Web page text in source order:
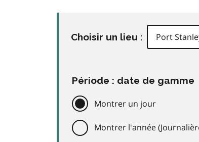
Choisir un lieu :
Période : date de gamme
Montrer un jour
Montrer l'année